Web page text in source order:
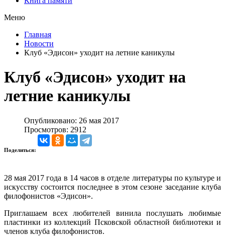
Меню
Главная
Новости
Клуб «Эдисон» уходит на летние каникулы
Клуб «Эдисон» уходит на
летние каникулы
Опубликовано: 26 мая 2017
Просмотров: 2912
Поделиться:
28 мая 2017 года в 14 часов в отделе литературы по культуре и
искусству состоится последнее в этом сезоне заседание клуба
филофонистов «Эдисон».
Приглашаем всех любителей винила послушать любимые
пластинки из коллекций Псковской областной библиотеки и
членов клуба филофонистов.